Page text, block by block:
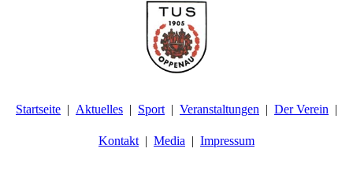
Startseite Aktuelles Sport Veranstaltungen Der Verein
Kontakt Media Impressum